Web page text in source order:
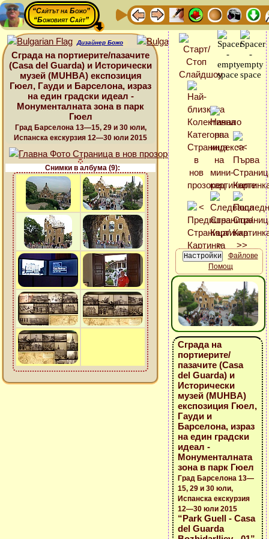
“Сайтът на Божо”
“Божовият Сайт”
Дизайнер Божо
Сграда на портиерите/пазачите
(Casa del Guarda) и Исторически
музей (MUHBA) експозиция
Гюел, Гауди и Барселона, израз
на един градски идеал -
Монументалната зона в парк
Гюел
Град Барселона 13—15, 29 и 30 юли,
Испанска екскурзия 12—30 юли 2015
Снимки в албума (9):
Файлове
Помощ
Сграда на
портиерите/
пазачите (Casa
del Guarda) и
Исторически
музей (MUHBA)
експозиция Гюел,
Гауди и
Барселона, израз
на един градски
идеал -
Монументалната
зона в парк Гюел
Град Барселона 13—
15, 29 и 30 юли,
Испанска екскурзия
12—30 юли 2015
“Park Guell - Casa
del Guarda